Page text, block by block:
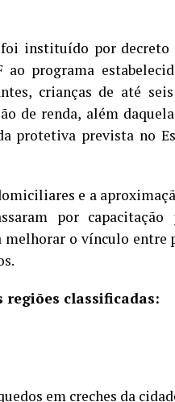
instituído por decreto
ao programa
crianças de até
de renda, além
protetiva prevista no
e a
por
o vínculo entre
regiões classificadas:
em creches da